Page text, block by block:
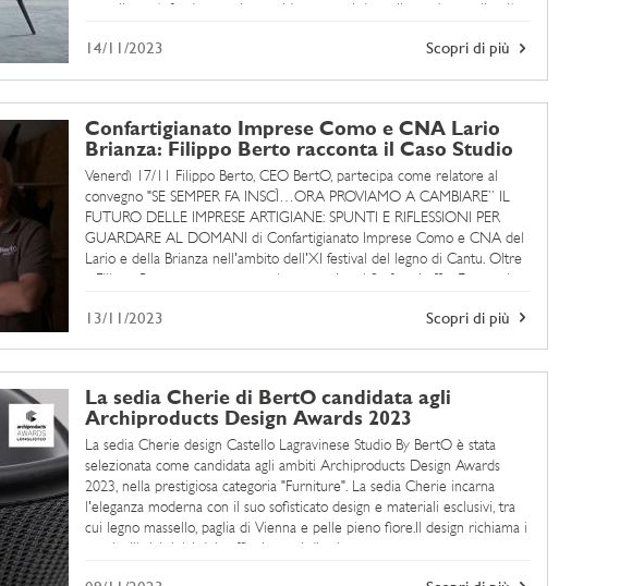
Scopri di più
14/11/2023
Confartigianato Imprese Como e CNA Lario
Brianza: Filippo Berto racconta il Caso Studio
Venerdì 17/11 Filippo Berto, CEO BertO, partecipa come relatore al
convegno "SE SEMPER FA INSCÌ…ORA PROVIAMO A CAMBIARE” IL
FUTURO DELLE IMPRESE ARTIGIANE: SPUNTI E RIFLESSIONI PER
GUARDARE AL DOMANI di Confartigianato Imprese Como e CNA del
Lario e della Brianza nell'ambito dell'XI festival del legno di Cantu. Oltre
a Filippo Berto, saranno presenti come relatori Stefano Laffi - Economista,
Scopri di più
13/11/2023
La sedia Cherie di BertO candidata agli
Archiproducts Design Awards 2023
La sedia Cherie design Castello Lagravinese Studio By BertO è stata
selezionata come candidata agli ambiti Archiproducts Design Awards
2023, nella prestigiosa categoria "Furniture". La sedia Cherie incarna
l'eleganza moderna con il suo sofisticato design e materiali esclusivi, tra
cui legno massello, paglia di Vienna e pelle pieno fiore.Il design richiama i
segni stilistici tipici dei caffè viennesi di primo ...